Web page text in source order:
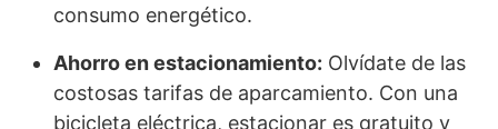
consumo energético.
Ahorro en estacionamiento: Olvídate de las
costosas tarifas de aparcamiento. Con una
bicicleta eléctrica, estacionar es gratuito y